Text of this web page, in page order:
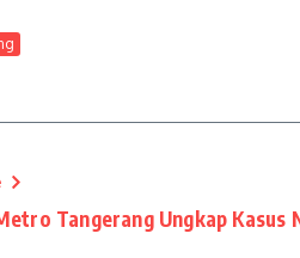
Tangerang Ungkap Kasus